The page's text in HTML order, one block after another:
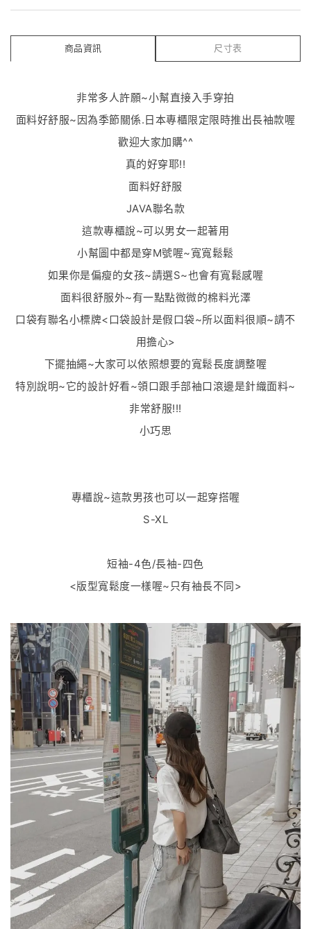
商品資訊 尺寸表
非常多人許願~小幫直接入手穿拍
面料好舒服~因為季節關係.日本專櫃限定限時推出長袖款喔
歡迎大家加購^^
真的好穿耶!!
面料好舒服
JAVA聯名款
這款專櫃說~可以男女一起著用
小幫圖中都是穿M號喔~寬寬鬆鬆
如果你是偏瘦的女孩~請選S~也會有寬鬆感喔
面料很舒服外~有一點點微微的棉料光澤
口袋有聯名小標牌<口袋設計是假口袋~所以面料很順~請不
用擔心>
下擺抽繩~大家可以依照想要的寬鬆長度調整喔
特別說明~它的設計好看~領口跟手部袖口滾邊是針織面料~
非常舒服!!!
小巧思
專櫃說~這款男孩也可以一起穿搭喔
S-XL
短袖-4色/長袖-四色
<版型寬鬆度一樣喔~只有袖長不同>